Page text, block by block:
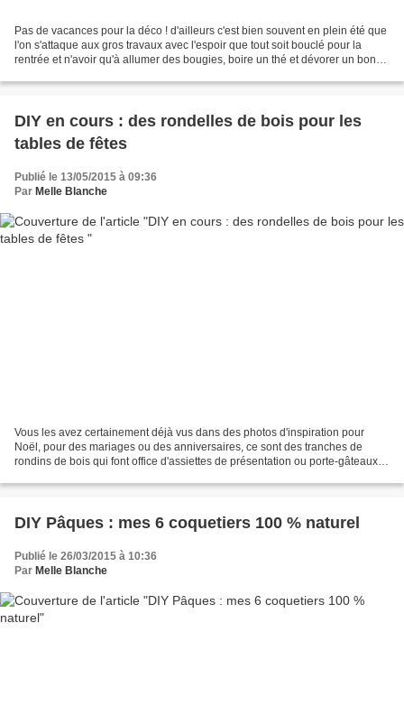
Pas de vacances pour la déco ! d'ailleurs c'est bien souvent en plein été que
l'on s'attaque aux gros travaux avec l'espoir que tout soit bouclé pour la
rentrée et n'avoir qu'à allumer des bougies, boire un thé et dévorer un bon
DIY en cours : des rondelles de bois pour les
tables de fêtes
Publié le 13/05/2015 à 09:36
Par Melle Blanche
Vous les avez certainement déjà vus dans des photos d'inspiration pour
Noël, pour des mariages ou des anniversaires, ce sont des tranches de
rondins de bois qui font office d'assiettes de présentation ou porte-gâteaux.
DIY Pâques : mes 6 coquetiers 100 % naturel
Publié le 26/03/2015 à 10:36
Par Melle Blanche